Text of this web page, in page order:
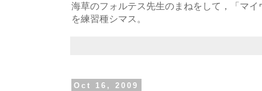
海草のフォルテス先生のまねをして，「マ
を練習種シマス。
Oct 16, 2009